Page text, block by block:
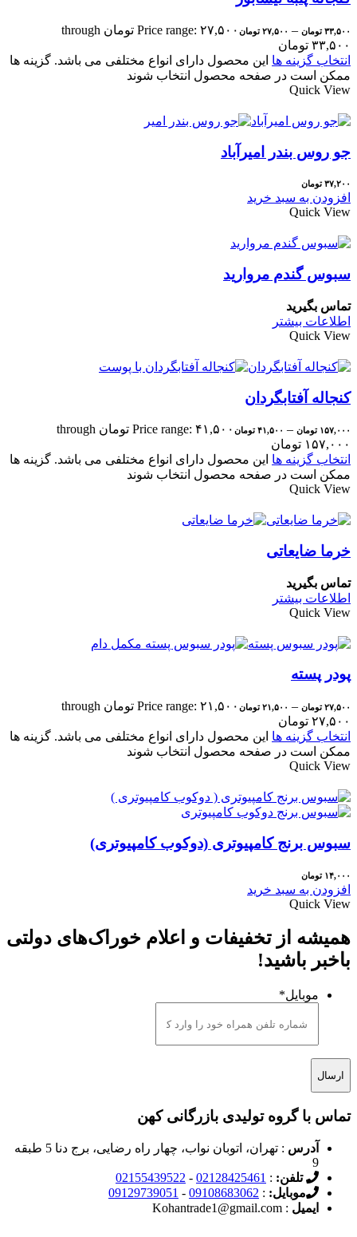
۳۳,۵۰۰ تومان – ۲۷,۵۰۰ تومان
Price range: ۲۷,۵۰۰ تومان through
۳۳,۵۰۰ تومان
انتخاب گزینه ها این محصول دارای انواع مختلفی می باشد. گزینه ها
ممکن است در صفحه محصول انتخاب شوند
Quick View
جو روس بندر امیرآباد
۳۷,۲۰۰ تومان
افزودن به سبد خرید
Quick View
سبوس گندم مروارید
تماس بگیرید
اطلاعات بیشتر
Quick View
کنجاله آفتابگردان
۱۵۷,۰۰۰ تومان – ۴۱,۵۰۰ تومان
Price range: ۴۱,۵۰۰ تومان through
۱۵۷,۰۰۰ تومان
انتخاب گزینه ها این محصول دارای انواع مختلفی می باشد. گزینه ها
ممکن است در صفحه محصول انتخاب شوند
Quick View
خرما ضایعاتی
تماس بگیرید
اطلاعات بیشتر
Quick View
پودر پسته
۲۷,۵۰۰ تومان – ۲۱,۵۰۰ تومان
Price range: ۲۱,۵۰۰ تومان through
۲۷,۵۰۰ تومان
انتخاب گزینه ها این محصول دارای انواع مختلفی می باشد. گزینه ها
ممکن است در صفحه محصول انتخاب شوند
Quick View
سبوس برنج کامپیوتری (دوکوب کامپیوتری)
۱۴,۰۰۰ تومان
افزودن به سبد خرید
Quick View
همیشه از تخفیفات و اعلام خوراک‌های دولتی
باخبر باشید!
موبایل*
تماس با گروه تولیدی بازرگانی کهن
آدرس
: تهران، اتوبان نواب، چهار راه رضایی، برج دنا 5 طبقه
9
تلفن: :
02128425461
-
02155439522
موبایل: :
09108683062
-
09129739051
ایمیل : Kohantrade1@gmail.com